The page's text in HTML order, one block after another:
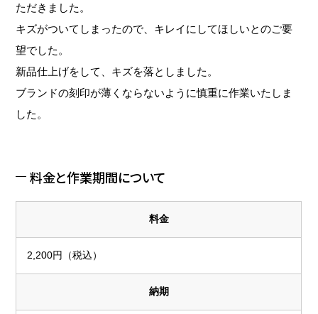
ただきました。
キズがついてしまったので、キレイにしてほしいとのご要
望でした。
新品仕上げをして、キズを落としました。
ブランドの刻印が薄くならないように慎重に作業いたしま
した。
料金と作業期間について
料金
2,200円（税込）
納期